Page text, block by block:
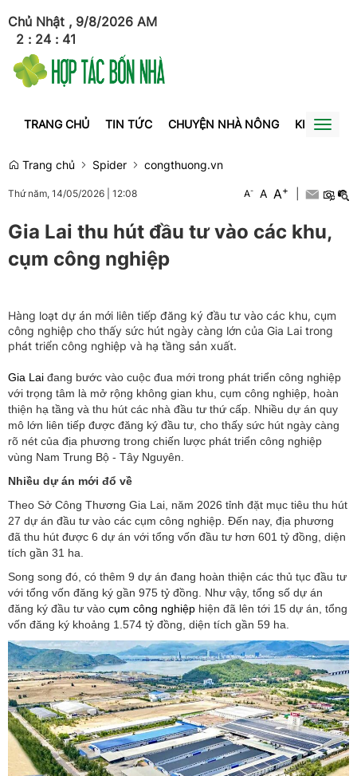
Chủ Nhật , 9/8/2026
2 : 24 : 41
AM
TRANG CHỦ TIN TỨC CHUYỆN NHÀ NÔNG KINH TẾToggle
Trang chủ
Spider congthuong.vn
Thứ năm, 14/05/2026 12:08 A- A A+
Gia Lai thu hút đầu tư vào các khu,
cụm công nghiệp
Hàng loạt dự án mới liên tiếp đăng ký đầu tư vào các khu, cụm
công nghiệp cho thấy sức hút ngày càng lớn của Gia Lai trong
phát triển công nghiệp và hạ tầng sản xuất.
Gia Lai đang bước vào cuộc đua mới trong phát triển công nghiệp
với trọng tâm là mở rộng không gian khu, cụm công nghiệp, hoàn
thiện hạ tầng và thu hút các nhà đầu tư thứ cấp. Nhiều dự án quy
mô lớn liên tiếp được đăng ký đầu tư, cho thấy sức hút ngày càng
rõ nét của địa phương trong chiến lược phát triển công nghiệp
vùng Nam Trung Bộ - Tây Nguyên.
Nhiều dự án mới đổ về
Theo Sở Công Thương Gia Lai, năm 2026 tỉnh đặt mục tiêu thu hút
27 dự án đầu tư vào các cụm công nghiệp. Đến nay, địa phương
đã thu hút được 6 dự án với tổng vốn đầu tư hơn 601 tỷ đồng, diện
tích gần 31 ha.
Song song đó, có thêm 9 dự án đang hoàn thiện các thủ tục đầu tư
với tổng vốn đăng ký gần 975 tỷ đồng. Như vậy, tổng số dự án
đăng ký đầu tư vào cụm công nghiệp hiện đã lên tới 15 dự án, tổng
vốn đăng ký khoảng 1.574 tỷ đồng, diện tích gần 59 ha.